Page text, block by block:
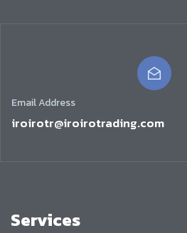
Email Address
iroirotr@iroirotrading.com
Services